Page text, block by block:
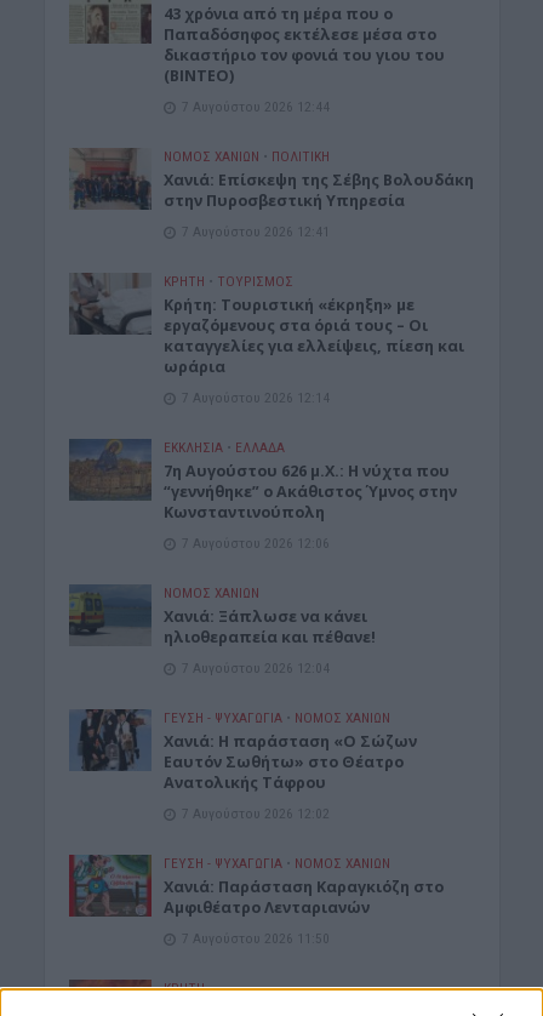
43 χρόνια από τη μέρα που ο
Παπαδόσηφος εκτέλεσε μέσα στο
δικαστήριο τον φονιά του γιου του
(ΒΙΝΤΕΟ)
7 Αυγούστου 2026 12:44
ΝΟΜΌΣ ΧΑΝΊΩΝ • ΠΟΛΙΤΙΚΗ
Xανιά: Επίσκεψη της Σέβης Βολουδάκη
στην Πυροσβεστική Υπηρεσία
7 Αυγούστου 2026 12:41
ΚΡΗΤΗ • ΤΟΥΡΙΣΜΟΣ
Κρήτη: Τουριστική «έκρηξη» με
εργαζόμενους στα όριά τους – Οι
καταγγελίες για ελλείψεις, πίεση και
ωράρια
7 Αυγούστου 2026 12:14
ΕΚΚΛΗΣΙΑ • ΕΛΛΑΔΑ
7η Αυγούστου 626 μ.Χ.: Η νύχτα που
“γεννήθηκε” ο Ακάθιστος Ύμνος στην
Κωνσταντινούπολη
7 Αυγούστου 2026 12:06
ΝΟΜΌΣ ΧΑΝΊΩΝ
Χανιά: Ξάπλωσε να κάνει
ηλιοθεραπεία και πέθανε!
7 Αυγούστου 2026 12:04
ΓΕΎΣΗ - ΨΥΧΑΓΩΓΊΑ • ΝΟΜΌΣ ΧΑΝΊΩΝ
Χανιά: Η παράσταση «Ο Σώζων
Εαυτόν Σωθήτω» στο Θέατρο
Ανατολικής Τάφρου
7 Αυγούστου 2026 12:02
ΓΕΎΣΗ - ΨΥΧΑΓΩΓΊΑ • ΝΟΜΌΣ ΧΑΝΊΩΝ
Xανιά: Παράσταση Καραγκιόζη στο
Αμφιθέατρο Λενταριανών
7 Αυγούστου 2026 11:50
ΚΡΗΤΗ